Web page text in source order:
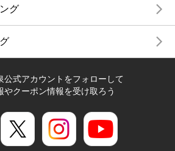
グ
公式アカウントをフォローして
やクーポン情報を受け取ろう